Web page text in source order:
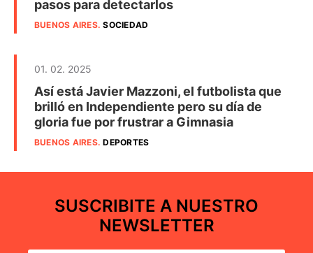
pasos para detectarlos
BUENOS AIRES.SOCIEDAD
01. 02. 2025
Así está Javier Mazzoni, el futbolista que
brilló en Independiente pero su día de
gloria fue por frustrar a Gimnasia
BUENOS AIRES.DEPORTES
SUSCRIBITE A NUESTRO
NEWSLETTER